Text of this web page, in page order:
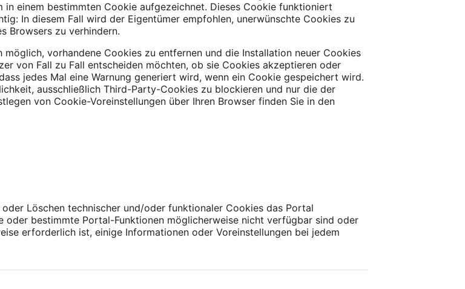
einem bestimmten Cookie aufgezeichnet. Dieses Cookie funktioniert
In diesem Fall wird der Eigentümer empfohlen, unerwünschte Cookies zu
Browsers zu verhindern.
möglich, vorhandene Cookies zu entfernen und die Installation neuer Cookies
von Fall zu Fall entscheiden möchten, ob sie Cookies akzeptieren oder
jedes Mal eine Warnung generiert wird, wenn ein Cookie gespeichert wird.
ausschließlich Third-Party-Cookies zu blockieren und nur die der
von Cookie-Voreinstellungen über Ihren Browser finden Sie in den
Löschen technischer und/oder funktionaler Cookies das Portal
bestimmte Portal-Funktionen möglicherweise nicht verfügbar sind oder
erforderlich ist, einige Informationen oder Voreinstellungen bei jedem